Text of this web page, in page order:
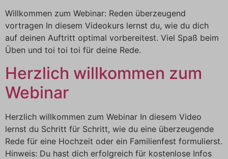
Willkommen zum Webinar: Reden überzeugend
vortragen In diesem Videokurs lernst du, wie du dich
auf deinen Auftritt optimal vorbereitest. Viel Spaß beim
Üben und toi toi toi für deine Rede.
Herzlich willkommen zum
Webinar
Herzlich willkommen zum Webinar In diesem Video
lernst du Schritt für Schritt, wie du eine überzeugende
Rede für eine Hochzeit oder ein Familienfest formulierst.
Hinweis: Du hast dich erfolgreich für kostenlose Infos